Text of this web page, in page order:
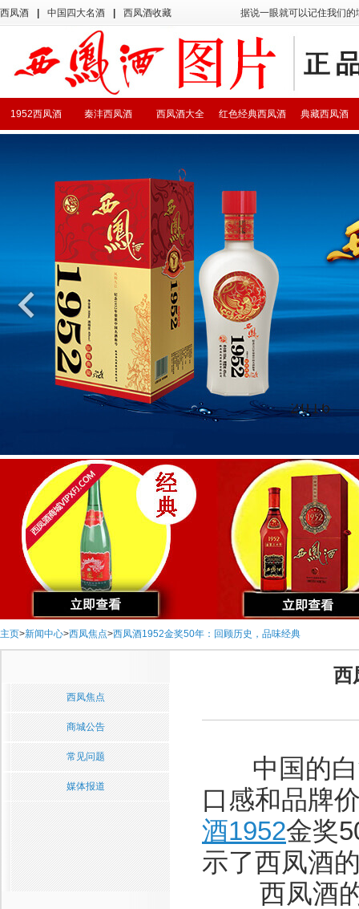
西凤酒 中国四大名酒 西凤酒收藏 据说一眼就可以记住我们
典藏西凤酒
红色经典西凤酒
西凤酒大全
秦沣西凤酒
1952西凤酒
主页>新闻中心>西凤焦点>西凤酒1952金奖50年：回顾历史，品味经典
西凤焦点
商城公告
常见问题
媒体报道
西
中国的白
口感和品牌
酒1952金奖
示了西凤酒
西凤酒的